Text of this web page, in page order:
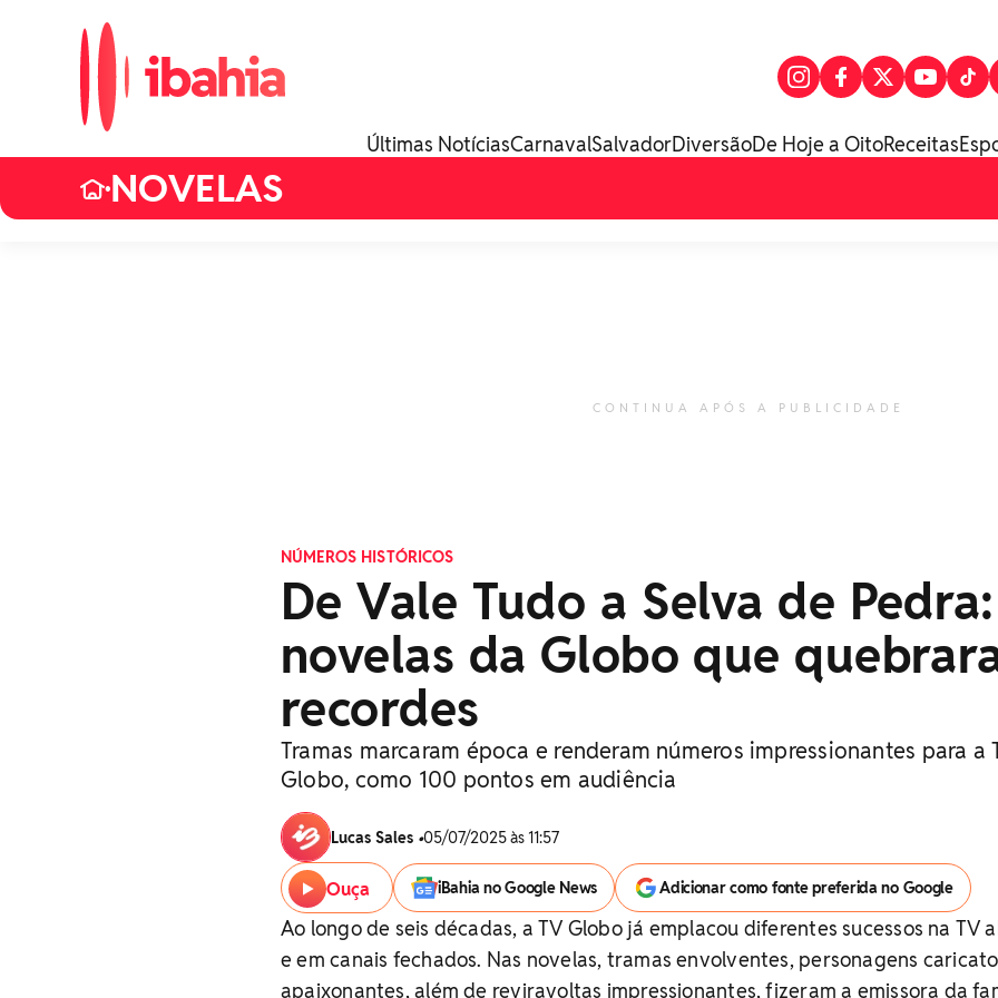
Últimas NotíciasCarnavalSalvadorDiversãoDe Hoje a OitoReceitas
•NOVELAS
CONTINUA APÓS A PUBLICIDADE
NÚMEROS HISTÓRICOS
De Vale Tudo a Selva de Pedra:
novelas da Globo que
recordes
Tramas marcaram época e renderam números impressionantes para a
Globo, como 100 pontos em audiência
Lucas Sales •05/07/2025 às 11:57
Ouça iBahia no Google News Adicionar como fonte preferida no Google
Ao longo de seis décadas, a TV Globo já emplacou diferentes sucessos na TV
e em canais fechados. Nas novelas, tramas envolventes, personagens
apaixonantes, além de reviravoltas impressionantes, fizeram a emissora da